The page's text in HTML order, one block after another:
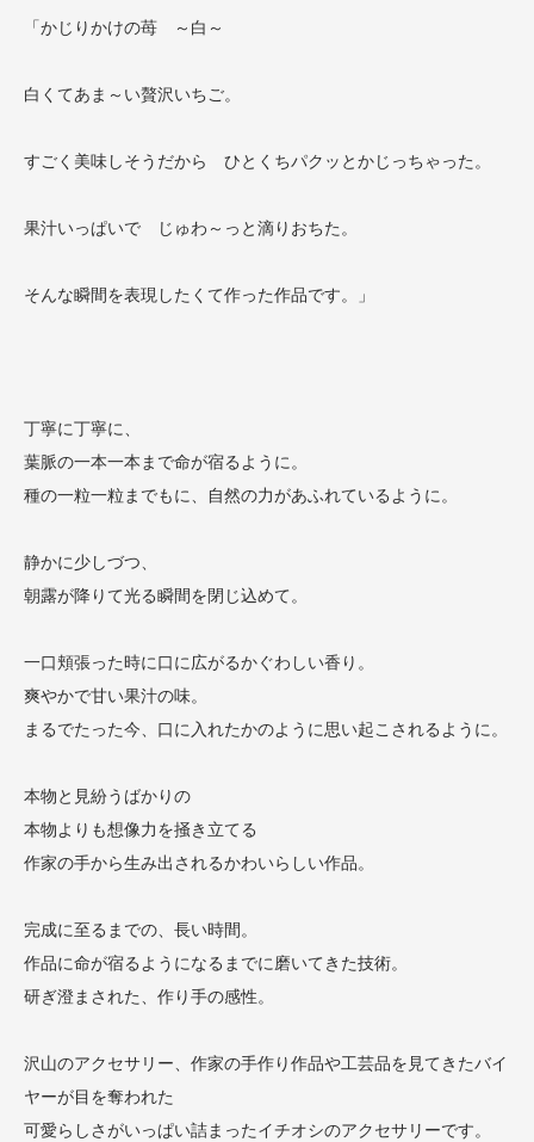
「かじりかけの苺 ～白～
白くてあま～い贅沢いちご。
すごく美味しそうだから ひとくちパクッとかじっちゃった。
果汁いっぱいで じゅわ～っと滴りおちた。
そんな瞬間を表現したくて作った作品です。」
丁寧に丁寧に、
葉脈の一本一本まで命が宿るように。
種の一粒一粒までもに、自然の力があふれているように。
静かに少しづつ、
朝露が降りて光る瞬間を閉じ込めて。
一口頬張った時に口に広がるかぐわしい香り。
爽やかで甘い果汁の味。
まるでたった今、口に入れたかのように思い起こされるように。
本物と見紛うばかりの
本物よりも想像力を掻き立てる
作家の手から生み出されるかわいらしい作品。
完成に至るまでの、長い時間。
作品に命が宿るようになるまでに磨いてきた技術。
研ぎ澄まされた、作り手の感性。
沢山のアクセサリー、作家の手作り作品や工芸品を見てきたバイ
ヤーが目を奪われた
可愛らしさがいっぱい詰まったイチオシのアクセサリーです。